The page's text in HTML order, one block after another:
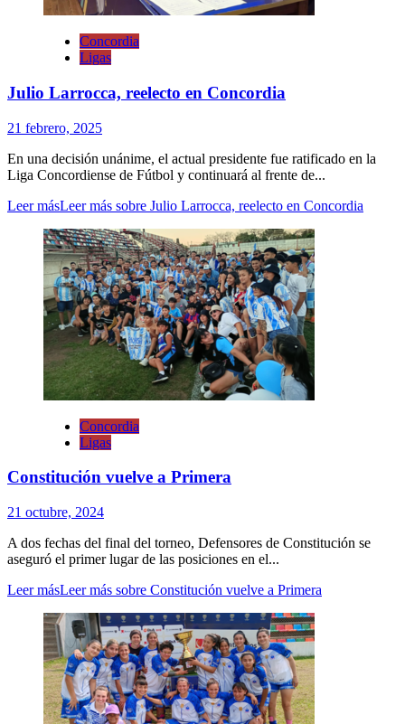
Concordia
Ligas
Julio Larrocca, reelecto en Concordia
21 febrero, 2025
En una decisión unánime, el actual presidente fue ratificado en la
Liga Concordiense de Fútbol y continuará al frente de...
Leer másLeer más sobre Julio Larrocca, reelecto en Concordia
Concordia
Ligas
Constitución vuelve a Primera
21 octubre, 2024
A dos fechas del final del torneo, Defensores de Constitución se
aseguró el primer lugar de las posiciones en el...
Leer másLeer más sobre Constitución vuelve a Primera